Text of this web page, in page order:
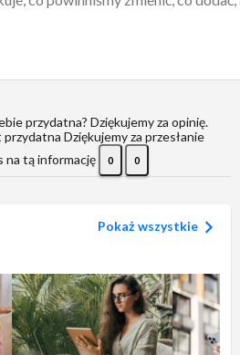
przydatna? Dziękujemy za opinię.
przydatna Dziękujemy za przesłanie
na tą informację 0 0
Pokaż wszystkie